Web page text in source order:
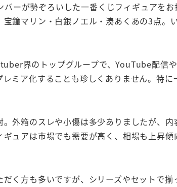
ーが勢ぞろいした一番くじフィギュアをお
鐘マリン・白銀ノエル・湊あくあの3点
界のトップグループで、YouTube配
ミア化することも珍しくありません。特
外箱のスレや小傷は多少ありましたが、
ュアは市場でも需要が高く、相場も上昇
く方も多いですが、シリーズやセットで